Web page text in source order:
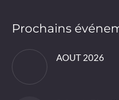
Prochains
AOUT 2026